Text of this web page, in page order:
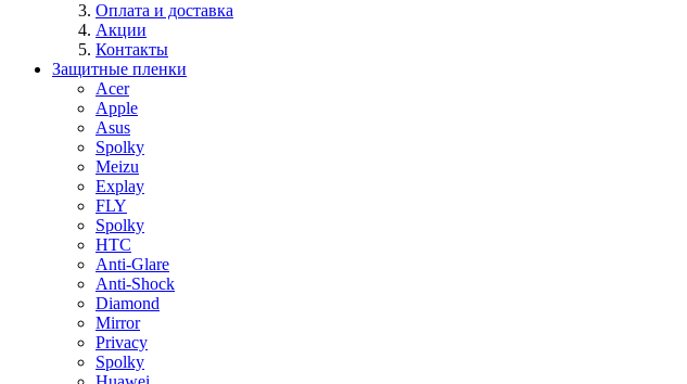
Оплата и доставка
Акции
Контакты
Защитные пленки
Acer
Apple
Asus
Spolky
Meizu
Explay
FLY
Spolky
HTC
Anti-Glare
Anti-Shock
Diamond
Mirror
Privacy
Spolky